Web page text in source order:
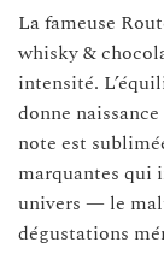
La fameuse
whisky &
intensité.
donne
note est
marquantes qui
univers — le
dégustations